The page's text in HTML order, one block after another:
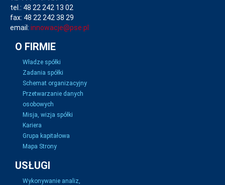
tel.: 48 22 242 13 02
fax: 48 22 242 38 29
email: innowacje@pse.pl
O FIRMIE
Władze spółki
Zadania spółki
Schemat organizacyjny
Przetwarzanie danych
osobowych
Misja, wizja spółki
Kariera
Grupa kapitałowa
Mapa Strony
USŁUGI
Wykonywanie analiz,